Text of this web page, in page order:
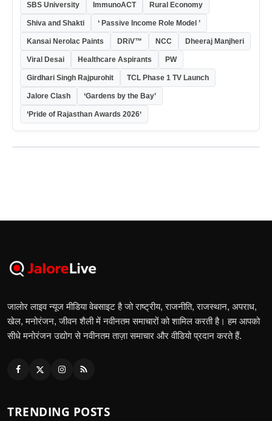
SBS University ImmunoACT Rural Economy
Shiva and Shakti ‘ Passive Income Role Model ’
Kansai Nerolac Paints DRiV™ NCC Dheeraj Manjheri
Viral Desai Healthcare Aspirants PW
Girdhari Singh Rajpurohit TCL Phase 1 TV Launch
Jalore Clash ‘Gardens by the Bay’
‘Pride of Rajasthan Awards 2026‘
जालोर लाइव न्यूज मीडिया वेबसाइट है जो राष्ट्रीय, राजनीति, राजस्थान, अपराध,
खेल, मनोरंजन, जीवन शैली में नवीनतम समाचारों को शामिल करती है। हम आपको
सीधे मनोरंजन उद्योग से नवीनतम ताज़ा समाचार और वीडियो प्रदान करते हैं.
TRENDING POSTS